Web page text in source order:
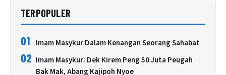
TERPOPULER
01 Imam Masykur Dalam Kenangan Seorang Sahabat
02 Imam Masykur: Dek Kirem Peng 50 Juta Peugah
Bak Mak, Abang Kajipoh Nyoe